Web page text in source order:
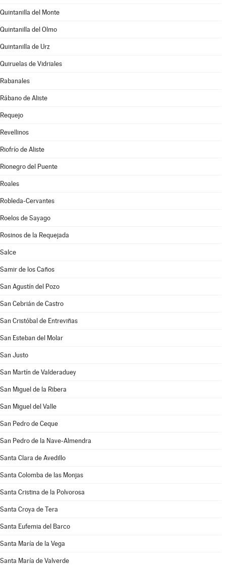
Quintanilla del Monte
Quintanilla del Olmo
Quintanilla de Urz
Quiruelas de Vidriales
Rabanales
Rábano de Aliste
Requejo
Revellinos
Riofrío de Aliste
Rionegro del Puente
Roales
Robleda-Cervantes
Roelos de Sayago
Rosinos de la Requejada
Salce
Samir de los Caños
San Agustín del Pozo
San Cebrián de Castro
San Cristóbal de Entreviñas
San Esteban del Molar
San Justo
San Martín de Valderaduey
San Miguel de la Ribera
San Miguel del Valle
San Pedro de Ceque
San Pedro de la Nave-Almendra
Santa Clara de Avedillo
Santa Colomba de las Monjas
Santa Cristina de la Polvorosa
Santa Croya de Tera
Santa Eufemia del Barco
Santa María de la Vega
Santa María de Valverde